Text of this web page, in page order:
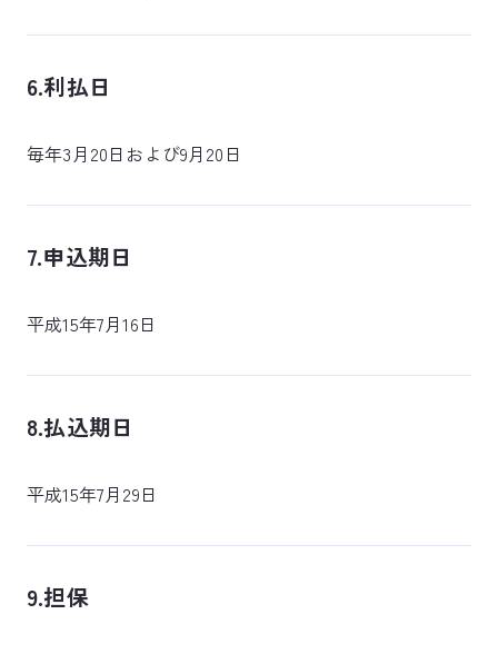
6.利払日
毎年3月20日および9月20日
7.申込期日
平成15年7月16日
8.払込期日
平成15年7月29日
9.担保